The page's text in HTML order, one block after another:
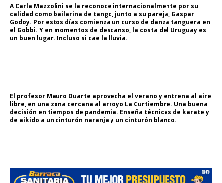
A Carla Mazzolini se la reconoce internacionalmente por su
calidad como bailarina de tango, junto a su pareja, Gaspar
Godoy. Por estos días comienza un curso de danza tanguera en
el Gobbi. Y en momentos de descanso, la costa del Uruguay es
un buen lugar. Incluso si cae la lluvia.
El profesor Mauro Duarte aprovecha el verano y entrena al aire
libre, en una zona cercana al arroyo La Curtiembre. Una buena
decisión en tiempos de pandemia. Enseña técnicas de karate y
de aikido a un cinturón naranja y un cinturón blanco.